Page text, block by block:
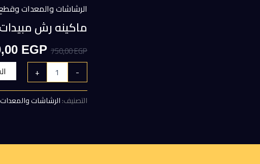
الرشاشات والمعدات وقطع
ماكينه رش مبيدات يدويه
750,00EGP
السعر
الأصلي
هو:
750,00 EGP.
EGP
-
+
التصنيف:الرشاشات